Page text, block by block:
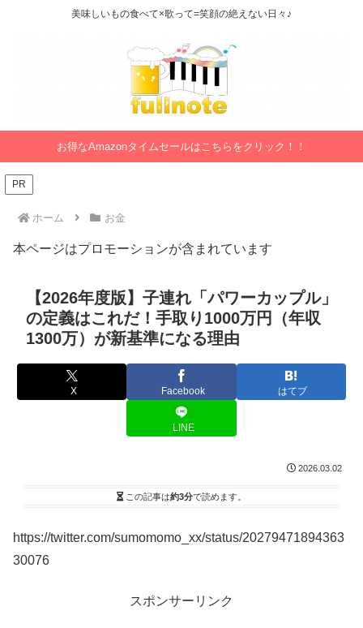
美味しいもの食べて×歌って=笑顔の絶えない日々♪
お得なAmazonタイムセールはこちらをクリック！！
PR
ホーム お金
本ページはプロモーションが含まれています
【2026年度版】子連れ「パワーカップル」
の定義はこれだ！手取り1000万円（年収
1300万）が新基準になる理由
X Facebook はてブ
LINE
2026.03.02
この記事は約3分で読めます。
https://twitter.com/sumomomo_xx/status/20279471894363
30076
スポンサーリンク